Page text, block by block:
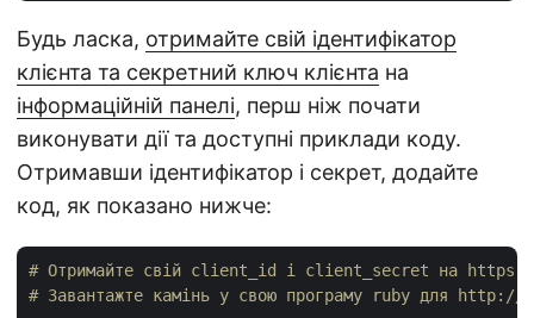
Будь ласка, отримайте свій ідентифікатор
клієнта та секретний ключ клієнта на
інформаційній панелі, перш ніж почати
виконувати дії та доступні приклади коду.
Отримавши ідентифікатор і секрет, додайте
код, як показано нижче:
# Отримайте свій client_id і client_secret на https://
# Завантажте камінь у свою програму ruby для